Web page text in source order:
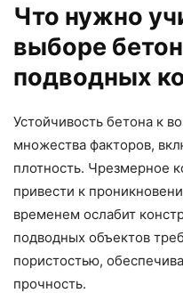
Что нужно
выборе
подводных
Устойчивость бетона к
множества факторов,
плотность. Чрезмерное
привести к
временем ослабит
подводных объектов
пористостью,
прочность.